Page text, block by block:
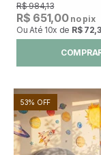
R$ 984,13
R$ 651,00no pix
Ou Até 10x de R$
53% OFF